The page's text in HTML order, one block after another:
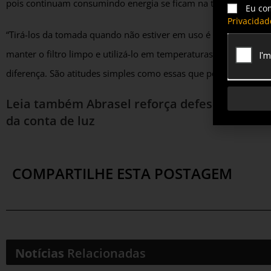
pois continuam consumindo energia se ficam na tomada.
“Tirá-los da tomada quando não estiver em uso é outra
manter o filtro limpo e utilizá-lo em temperaturas moderadas,
diferença. São atitudes simples como essas que podem gerar
Leia também Abrasel reforça defesa pela
da conta de luz
COMPARTILHE ESTA POSTAGEM
Notícias Relacionadas
Eu